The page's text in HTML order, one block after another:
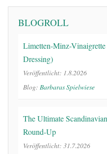
BLOGROLL
Limetten-Minz-
Dressing)
Veröffentlicht: 1.8.2026
Blog: Barbaras Spielwiese
The Ultimate
Round-Up
Veröffentlicht: 31.7.2026